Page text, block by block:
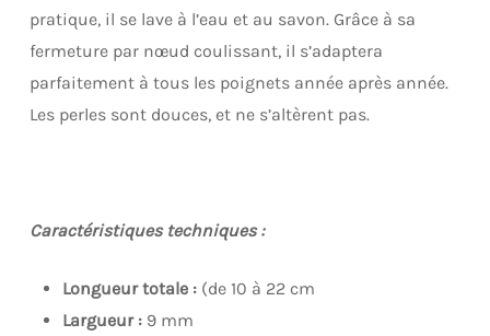
pratique, il se lave à l’eau et au savon. Grâce à sa
fermeture par nœud coulissant, il s’adaptera
parfaitement à tous les poignets année après année.
Les perles sont douces, et ne s’altèrent pas.
Caractéristiques techniques :
Longueur totale : (de 10 à 22 cm
Largueur :9 mm